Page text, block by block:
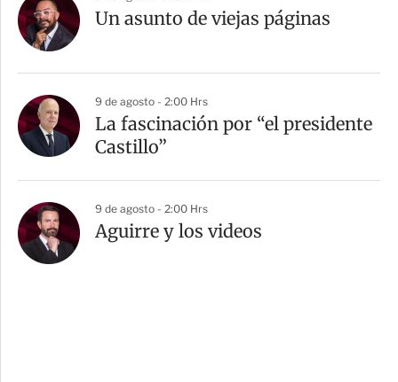
Un asunto de viejas páginas
9 de agosto - 2:00 Hrs
La fascinación por “el presidente
Castillo”
9 de agosto - 2:00 Hrs
Aguirre y los videos